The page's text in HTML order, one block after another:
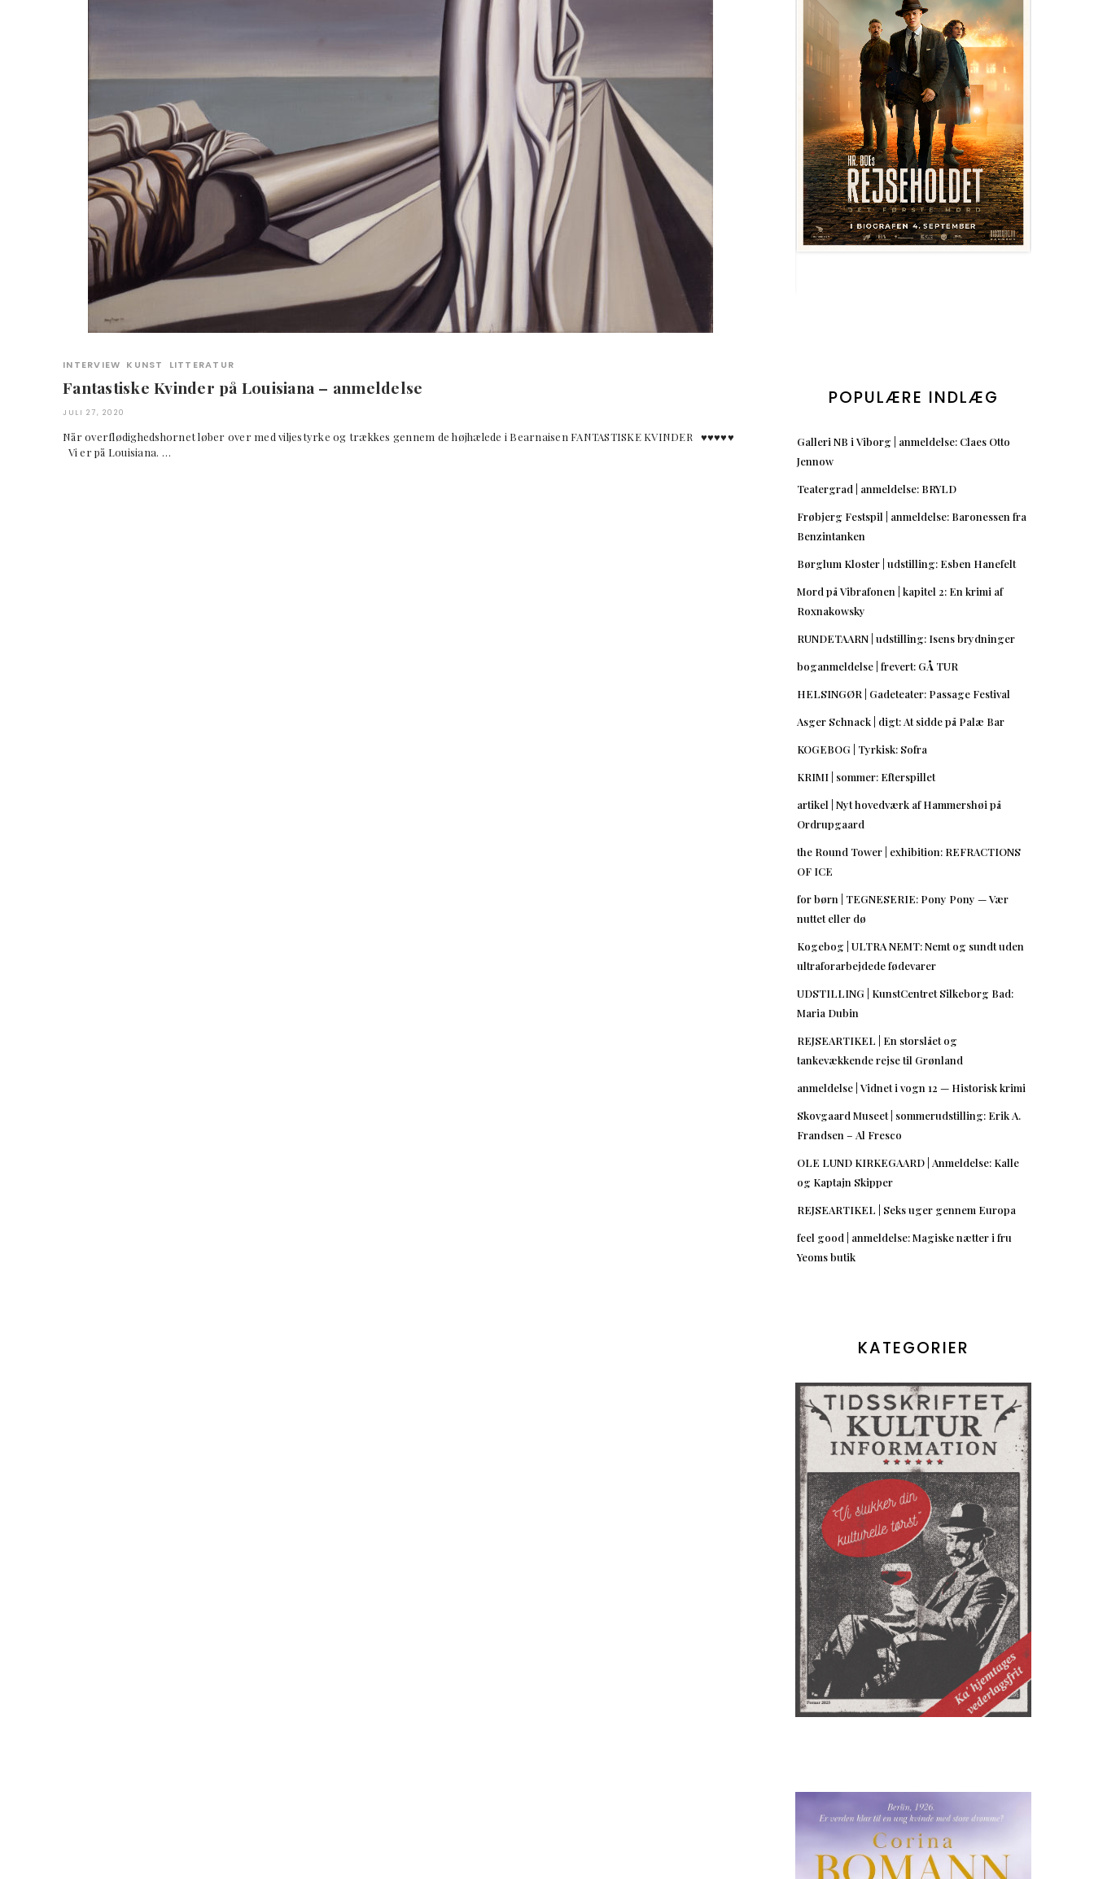
INTERVIEW KUNST LITTERATUR
Fantastiske Kvinder på Louisiana – anmeldelse
JULI 27, 2020
Når overflødighedshornet løber over med viljestyrke og trækkes gennem de højhælede i Bearnaisen FANTASTISKE KVINDER ♥︎♥︎♥︎♥︎♥︎
Vi er på Louisiana. …
POPULÆRE INDLÆG
Galleri NB i Viborg | anmeldelse: Claes Otto
Jennow
Teatergrad | anmeldelse: BRYLD
Frøbjerg Festspil | anmeldelse: Baronessen fra
Benzintanken
Børglum Kloster | udstilling: Esben Hanefelt
Mord på Vibrafonen | kapitel 2: En krimi af
Roxnakowsky
RUNDETAARN | udstilling: Isens brydninger
boganmeldelse | frevert: GÅ TUR
HELSINGØR | Gadeteater: Passage Festival
Asger Schnack | digt: At sidde på Palæ Bar
KOGEBOG | Tyrkisk: Sofra
KRIMI | sommer: Efterspillet
artikel | Nyt hovedværk af Hammershøi på
Ordrupgaard
the Round Tower | exhibition: REFRACTIONS
OF ICE
for børn | TEGNESERIE: Pony Pony — Vær
nuttet eller dø
Kogebog | ULTRA NEMT: Nemt og sundt uden
ultraforarbejdede fødevarer
UDSTILLING | KunstCentret Silkeborg Bad:
Maria Dubin
REJSEARTIKEL | En storslået og
tankevækkende rejse til Grønland
anmeldelse | Vidnet i vogn 12 — Historisk krimi
Skovgaard Museet | sommerudstilling: Erik A.
Frandsen – Al Fresco
OLE LUND KIRKEGAARD | Anmeldelse: Kalle
og Kaptajn Skipper
REJSEARTIKEL | Seks uger gennem Europa
feel good | anmeldelse: Magiske nætter i fru
Yeoms butik
KATEGORIER